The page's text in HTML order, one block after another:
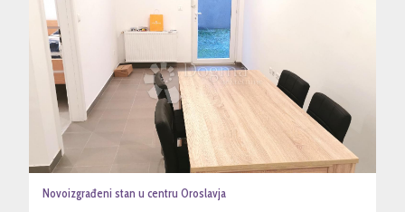
Novoizgrađeni stan u centru Oroslavja